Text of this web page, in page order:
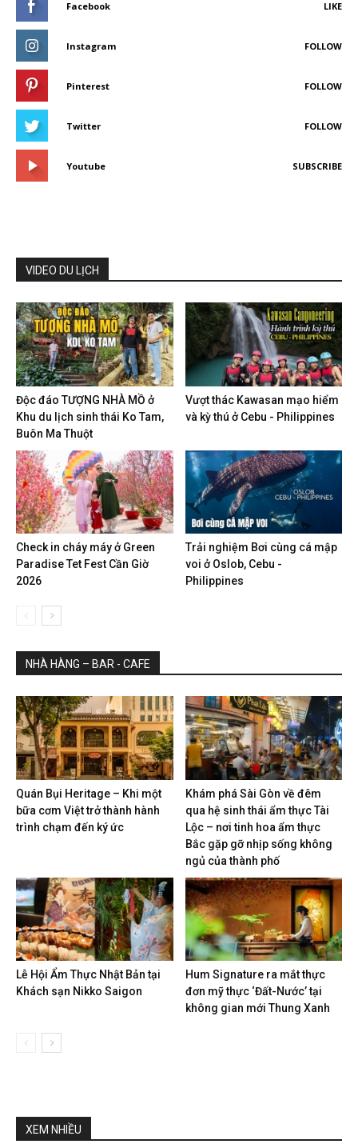
Facebook LIKE
Instagram FOLLOW
Pinterest FOLLOW
Twitter FOLLOW
Youtube SUBSCRIBE
VIDEO DU LỊCH
Độc đáo TƯỢNG NHÀ MỒ ở
Khu du lịch sinh thái Ko Tam,
Buôn Ma Thuột
Vượt thác Kawasan mạo hiểm
và kỳ thú ở Cebu - Philippines
Check in cháy máy ở Green
Paradise Tet Fest Cần Giờ
2026
Trải nghiệm Bơi cùng cá mập
voi ở Oslob, Cebu -
Philippines
NHÀ HÀNG – BAR - CAFE
Quán Bụi Heritage – Khi một
bữa cơm Việt trở thành hành
trình chạm đến ký ức
Khám phá Sài Gòn về đêm
qua hệ sinh thái ẩm thực Tài
Lộc – nơi tinh hoa ẩm thực
Bắc gặp gỡ nhịp sống không
ngủ của thành phố
Lễ Hội Ẩm Thực Nhật Bản tại
Khách sạn Nikko Saigon
Hum Signature ra mắt thực
đơn mỹ thực ‘Đất-Nước’ tại
không gian mới Thung Xanh
XEM NHIỀU